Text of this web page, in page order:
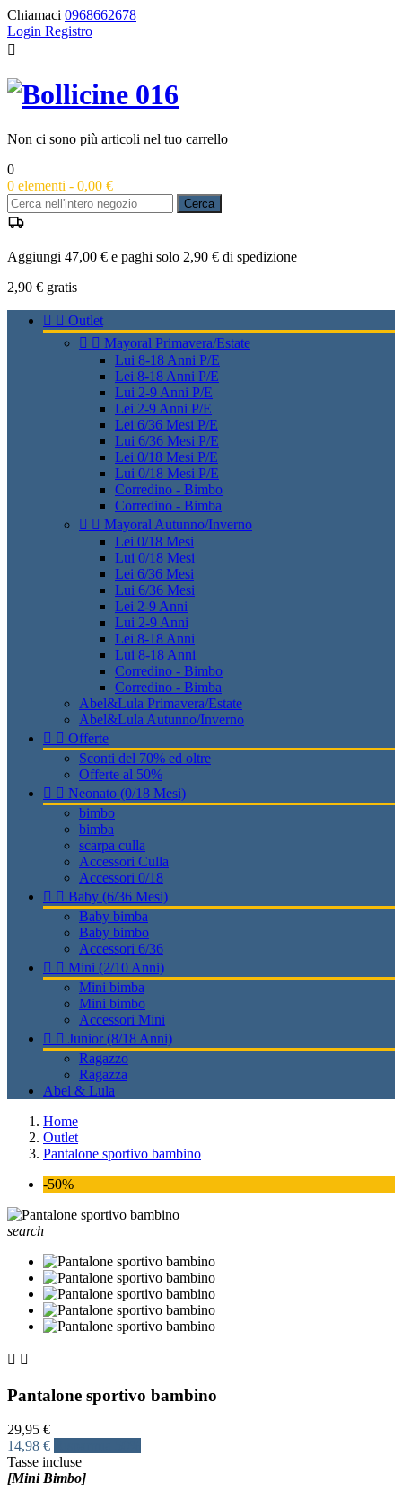
Chiamaci 0968662678
Login Registro

Non ci sono più articoli nel tuo carrello
0
0 elementi - 0,00 €
Cerca
Aggiungi 47,00 € e paghi solo 2,90 € di spedizione
2,90 € gratis
  Outlet
  Mayoral Primavera/Estate
Lui 8-18 Anni P/E
Lei 8-18 Anni P/E
Lui 2-9 Anni P/E
Lei 2-9 Anni P/E
Lei 6/36 Mesi P/E
Lui 6/36 Mesi P/E
Lei 0/18 Mesi P/E
Lui 0/18 Mesi P/E
Corredino - Bimbo
Corredino - Bimba
  Mayoral Autunno/Inverno
Lei 0/18 Mesi
Lui 0/18 Mesi
Lei 6/36 Mesi
Lui 6/36 Mesi
Lei 2-9 Anni
Lui 2-9 Anni
Lei 8-18 Anni
Lui 8-18 Anni
Corredino - Bimbo
Corredino - Bimba
Abel&Lula Primavera/Estate
Abel&Lula Autunno/Inverno
  Offerte
Sconti del 70% ed oltre
Offerte al 50%
  Neonato (0/18 Mesi)
bimbo
bimba
scarpa culla
Accessori Culla
Accessori 0/18
  Baby (6/36 Mesi)
Baby bimba
Baby bimbo
Accessori 6/36
  Mini (2/10 Anni)
Mini bimba
Mini bimbo
Accessori Mini
  Junior (8/18 Anni)
Ragazzo
Ragazza
Abel & Lula
Home
Outlet
Pantalone sportivo bambino
-50%
search
 
Pantalone sportivo bambino
29,95 €
14,98 €
Tasse incluse
[Mini Bimbo]